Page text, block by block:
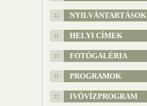
NYILVÁNTARTÁSOK
HELYI CÍMEK
FOTÓGALÉRIA
PROGRAMOK
IVÓVÍZPROGRAM